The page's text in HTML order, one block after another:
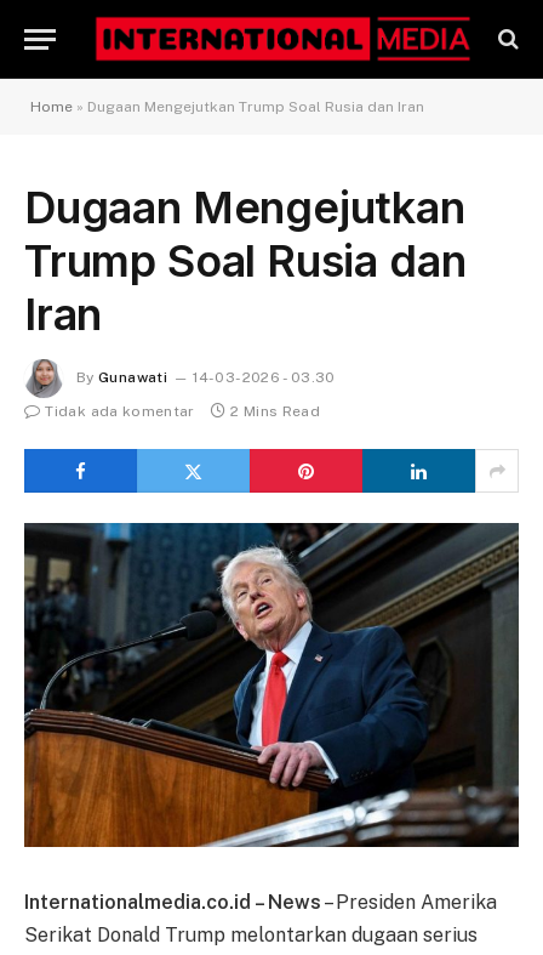
Home » Dugaan Mengejutkan Trump Soal Rusia dan Iran
Dugaan Mengejutkan
Trump Soal Rusia dan
Iran
By Gunawati
14-03-2026 - 03.30
Tidak ada komentar
2 Mins Read
Internationalmedia.co.id – News – Presiden Amerika
Serikat Donald Trump melontarkan dugaan serius